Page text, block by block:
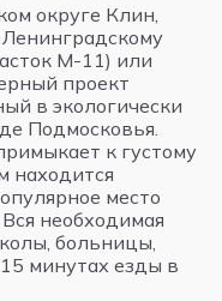
округе Клин,
М-11) или
проект
в экологически
Подмосковья.
к густому
находится
место
необходимая
больницы,
минутах езды в